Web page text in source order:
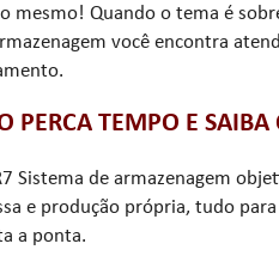
mesmo! Quando o tema é
você encontra
PERCA TEMPO E SAIBA
Sistema de armazenagem
e produção própria, tudo
a ponta.